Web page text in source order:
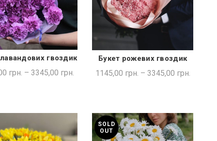
ШВИДКА ПОКУПКА
гвоздик
грн. –3345,00 грн.
ШВИДКА ПОКУПКА
Букет рожевих гвоздик
1145,00 грн. – 3345,00 грн.
SOLD
OUT